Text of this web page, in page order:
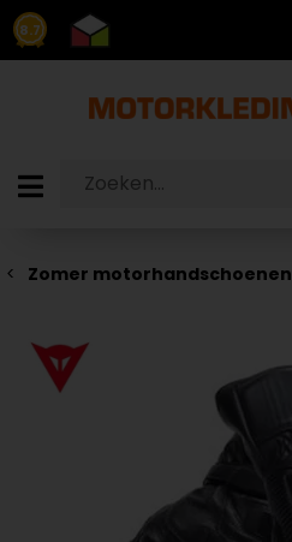
8.7
Zomer motorhandschoenen